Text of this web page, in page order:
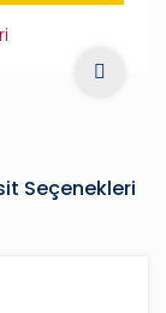
Seçenekleri